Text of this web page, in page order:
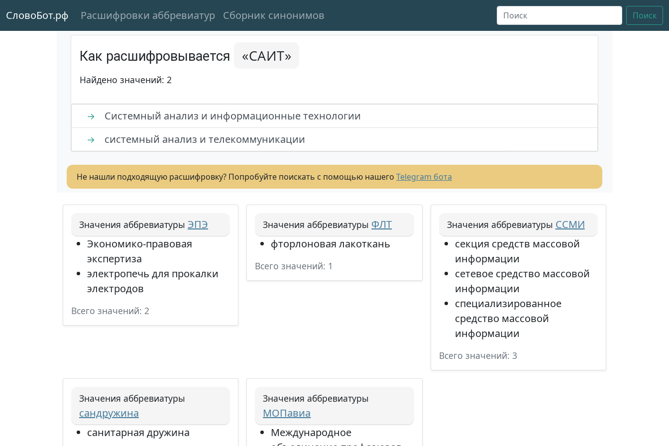
СловоБот.рф Расшифровки аббревиатур Сборник синонимов Поиск
Как расшифровывается «САИТ»
Найдено значений: 2
→ Системный анализ и информационные технологии
→ системный анализ и телекоммуникации
Не нашли подходящую расшифровку? Попробуйте поискать с помощью нашего Telegram бота
Значения аббревиатуры ЭПЭ
Экономико-правовая
экспертиза
электропечь для прокалки
электродов
Всего значений: 2
Значения аббревиатуры ФЛТ
фторлоновая лакоткань
Всего значений: 1
Значения аббревиатуры ССМИ
секция средств массовой
информации
сетевое средство массовой
информации
специализированное
средство массовой
информации
Всего значений: 3
Значения аббревиатуры
сандружина
санитарная дружина
Значения аббревиатуры
МОПавиа
Международное